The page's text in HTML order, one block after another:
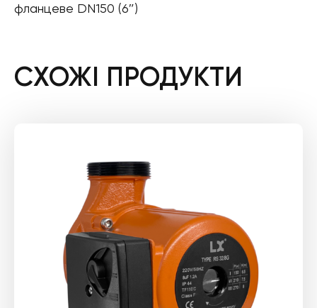
фланцеве DN150 (6″)
СХОЖІ ПРОДУКТИ